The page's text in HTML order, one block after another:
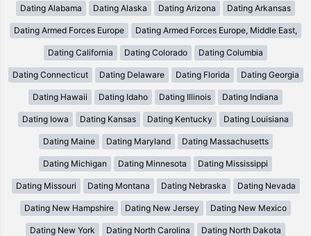
Dating Alabama Dating Alaska Dating Arizona Dating Arkansas
Dating Armed Forces Europe Dating Armed Forces Europe, Middle East,
Dating California Dating Colorado Dating Columbia
Dating Connecticut Dating Delaware Dating Florida Dating Georgia
Dating Hawaii Dating Idaho Dating Illinois Dating Indiana
Dating Iowa Dating Kansas Dating Kentucky Dating Louisiana
Dating Maine Dating Maryland Dating Massachusetts
Dating Michigan Dating Minnesota Dating Mississippi
Dating Missouri Dating Montana Dating Nebraska Dating Nevada
Dating New Hampshire Dating New Jersey Dating New Mexico
Dating New York Dating North Carolina Dating North Dakota